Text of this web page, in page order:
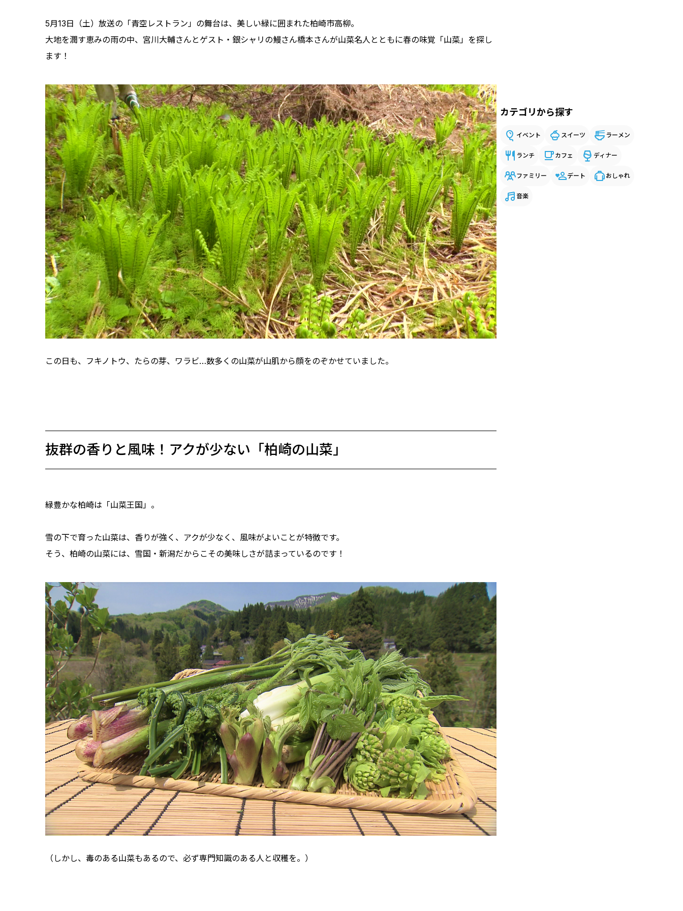
5月13日（土）放送の「青空レストラン」の舞台は、美しい緑に囲まれた柏崎市高柳。
大地を潤す恵みの雨の中、宮川大輔さんとゲスト・銀シャリの鰻さん橋本さんが山菜名人とともに春の味覚「山菜」を探し
ます！
この日も、フキノトウ、たらの芽、ワラビ…数多くの山菜が山肌から顔をのぞかせていました。
抜群の香りと風味！アクが少ない「柏崎の山菜」
緑豊かな柏崎は「山菜王国」。
雪の下で育った山菜は、香りが強く、アクが少なく、風味がよいことが特徴です。
そう、柏崎の山菜には、雪国・新潟だからこその美味しさが詰まっているのです！
（しかし、毒のある山菜もあるので、必ず専門知識のある人と収穫を。）
カテゴリから探す
イベント スイーツ ラーメン
ランチ カフェ ディナー
ファミリー デート おしゃれ
音楽